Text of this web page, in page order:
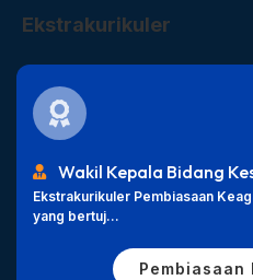
Ekstrakurikuler
Wakil Kepala Bidang
Ekstrakurikuler Pembiasaan
yang bertuj...
Pembiasaan